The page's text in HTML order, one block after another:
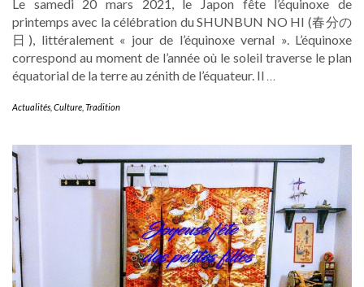
Le samedi 20 mars 2021, le Japon fête l’équinoxe de
printemps avec la célébration du SHUNBUN NO HI (春分の
日), littéralement « jour de l’équinoxe vernal ». L’équinoxe
correspond au moment de l’année où le soleil traverse le plan
équatorial de la terre au zénith de l’équateur. Il …
Actualités Culture Tradition